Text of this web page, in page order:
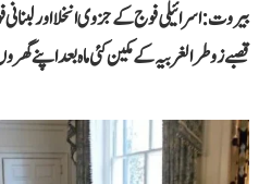
بیروت: اسرائیلی فوج کے جزوی انخلا اور
قصبے زوطر الغربیہ کے مکین کئی ماہ بعد اپنے